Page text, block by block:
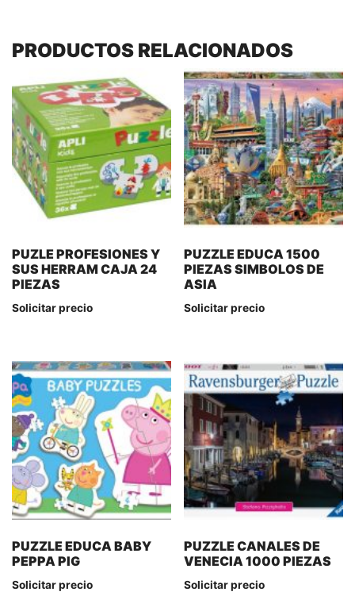
PRODUCTOS RELACIONADOS
PUZLE PROFESIONES Y
SUS HERRAM CAJA 24
PIEZAS
Solicitar precio
PUZZLE EDUCA 1500
PIEZAS SIMBOLOS DE
ASIA
Solicitar precio
PUZZLE EDUCA BABY
PEPPA PIG
Solicitar precio
PUZZLE CANALES DE
VENECIA 1000 PIEZAS
Solicitar precio